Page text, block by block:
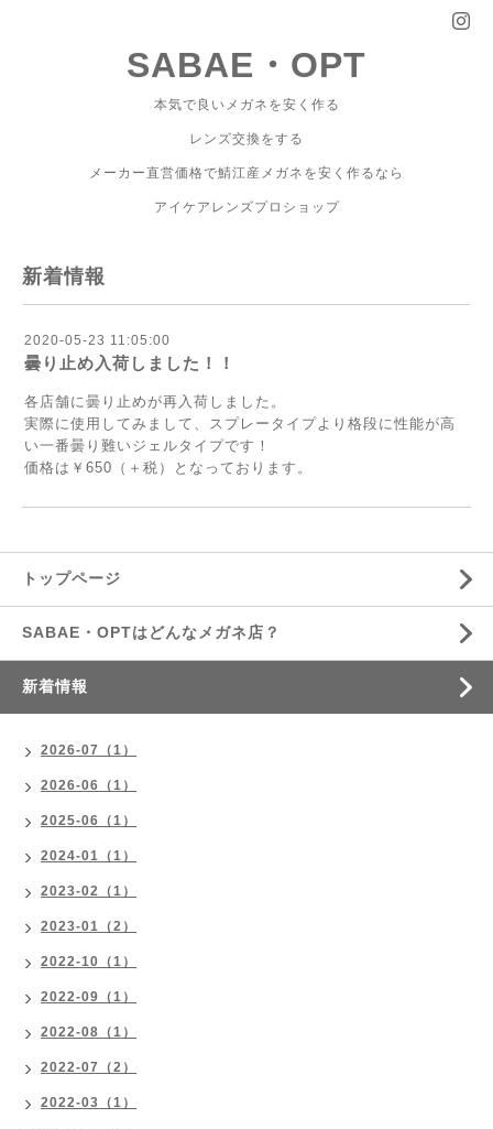
SABAE・OPT
本気で良いメガネを安く作る
レンズ交換をする
メーカー直営価格で鯖江産メガネを安く作るなら
アイケアレンズプロショップ
新着情報
2020-05-23 11:05:00
曇り止め入荷しました！！
各店舗に曇り止めが再入荷しました。
実際に使用してみまして、スプレータイプより格段に性能が高
い一番曇り難いジェルタイプです！
価格は￥650（＋税）となっております。
トップページ
SABAE・OPTはどんなメガネ店？
新着情報
2026-07（1）
2026-06（1）
2025-06（1）
2024-01（1）
2023-02（1）
2023-01（2）
2022-10（1）
2022-09（1）
2022-08（1）
2022-07（2）
2022-03（1）